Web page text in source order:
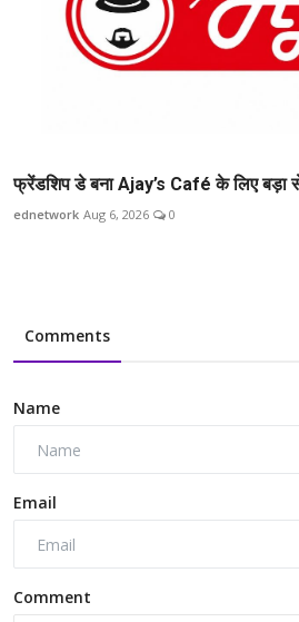
फ्रेंडशिप डे बना Ajay’s Café के लिए बड़ा
ednetwork Aug 6, 2026 0
Comments
Name
Email
Comment